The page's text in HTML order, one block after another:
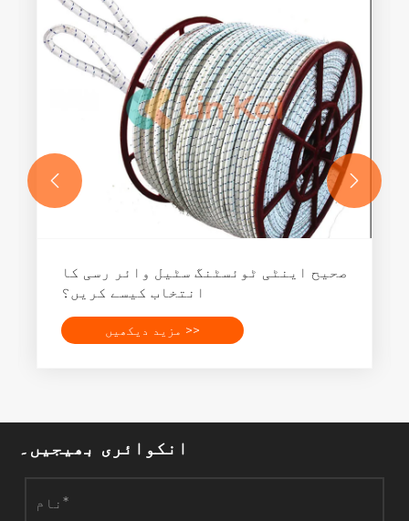
صحیح اینٹی ٹوئسٹنگ سٹیل وائر رسی کا
انتخاب کیسے کریں؟
مزید دیکھیں >>
 
انکوائری بھیجیں۔